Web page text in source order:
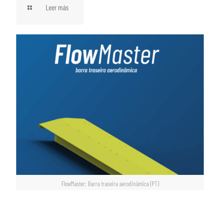
Leer más
FlowMaster: Barra traseira aerodinâmica (PT)